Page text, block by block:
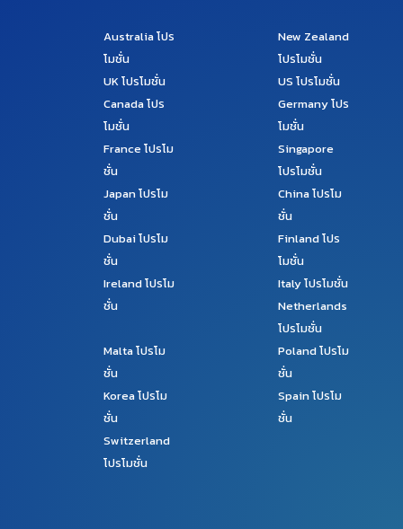
Australiaโปร
โมชั่น
New Zealand
โปรโมชั่น
UKโปรโมชั่น US โปรโมชั่น
Canadaโปร
โมชั่น
Germanyโปร
โมชั่น
Franceโปรโม
ชั่น
Singapore
โปรโมชั่น
Japanโปรโม
ชั่น
Chinaโปรโม
ชั่น
Dubaiโปรโม
ชั่น
Finlandโปร
โมชั่น
Irelandโปรโม
ชั่น
Italyโปรโมชั่น
Netherlands
โปรโมชั่น
Maltaโปรโม
ชั่น
Polandโปรโม
ชั่น
Koreaโปรโม
ชั่น
Spainโปรโม
ชั่น
Switzerland
โปรโมชั่น